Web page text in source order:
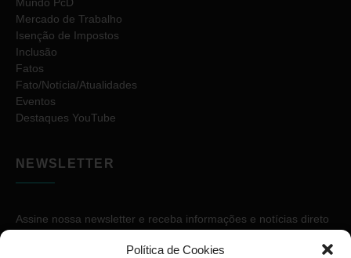
Política de Cookies
Mercado de Trabalho
Isenção de Impostos
Inclusão
Fatos
Fato/Notícia/Atualidades
Eventos
Destaques YouTube
NEWSLETTER
Assine nossa newsletter e receba informações e notícias direto